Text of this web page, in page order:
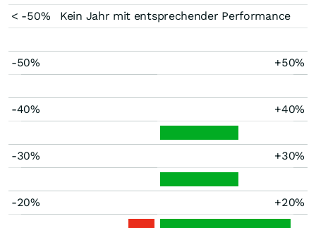
< -50%
Kein Jahr mit entsprechender Performance
-50% +50%
-40% +40%
-30% +30%
-20% +20%